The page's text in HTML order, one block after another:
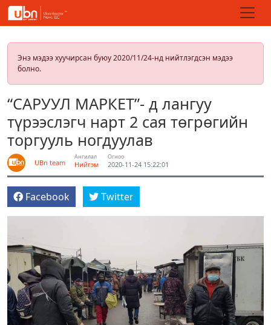
Энэ мэдээ хуучирсан буюу 2020/11/24-нд нийтлэгдсэн мэдээ
болно.
“САРУУЛ МАРКЕТ”- д лангуу
түрээслэгч нарт 2 сая төгрөгийн
торгууль ногдуулав
UBn team
Ангилал
Нийгэм
Огноо
2020-11-24 15:22:01
Facebook Twitter